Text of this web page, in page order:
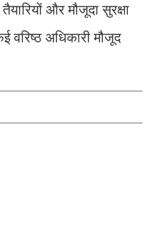
और मौजूदा सुरक्षा
अधिकारी मौजूद